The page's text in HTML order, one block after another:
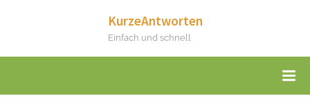
KurzeAntworten
Einfach und schnell